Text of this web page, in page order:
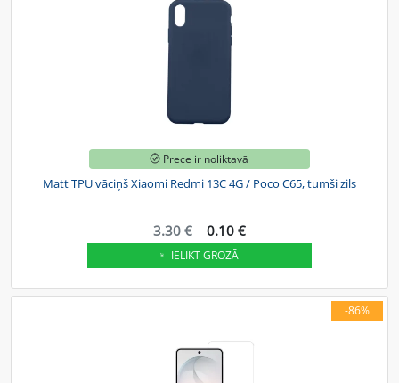
Prece ir noliktavā
Matt TPU vāciņš Xiaomi Redmi 13C 4G / Poco C65, tumši zils
3.30 € 0.10 €
IELIKT GROZĀ
-86%